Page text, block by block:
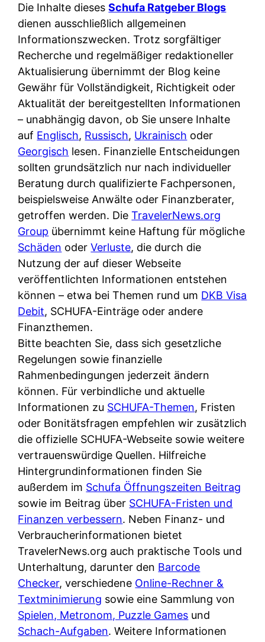
e
D
a
t
e
n
w
i
r
k
l
i
c
h
?
n
d
e
r
n
u
n
k
t
i
o
n
i
e
r
e
n
r
u
s
s
i
s
h
e
B
a
n
k
k
a
r
t
e
n
M
I
R
e
r
A
p
p
&
O
n
l
i
n
e
:
W
a
s
i
s
t
w
i
r
k
l
i
c
h
k
o
s
t
e
n
l
o
s
u
n
d
w
b
H
-
M
y
t
h
o
s
:
W
e
n
n
d
e
r
S
c
h
u
t
z
d
e
r
F
i
r
m
a
a
m
p
r
i
v
a
t
e
Die Inhalte diesesSchufa Ratgeber Blogs
dienen ausschließlich allgemeinen
Informationszwecken. Trotz sorgfältiger
Recherche und regelmäßiger redaktioneller
Aktualisierung übernimmt der Blog keine
Gewähr für Vollständigkeit, Richtigkeit oder
Aktualität der bereitgestellten Informationen
– unabhängig davon, ob Sie unsere Inhalte
auf Englisch, Russisch, Ukrainisch oder
Georgisch lesen. Finanzielle Entscheidungen
sollten grundsätzlich nur nach individueller
Beratung durch qualifizierte Fachpersonen,
beispielsweise Anwälte oder Finanzberater,
getroffen werden. DieTravelerNews.org
Group übernimmt keine Haftung für mögliche
Schäden oderVerluste, die durch die
Nutzung der auf dieser Webseite
veröffentlichten Informationen entstehen
können – etwa bei Themen rund um DKB Visa
Debit, SCHUFA-Einträge oder andere
Finanzthemen.
Bitte beachten Sie, dass sich gesetzliche
Regelungen sowie finanzielle
Rahmenbedingungen jederzeit ändern
können. Für verbindliche und aktuelle
Informationen zu SCHUFA-Themen, Fristen
oder Bonitätsfragen empfehlen wir zusätzlich
die offizielle SCHUFA-Webseite sowie weitere
vertrauenswürdige Quellen. Hilfreiche
Hintergrundinformationen finden Sie
außerdem im Schufa Öffnungszeiten Beitrag
sowie im Beitrag über SCHUFA-Fristen und
Finanzen verbessern. Neben Finanz- und
Verbraucherinformationen bietet
TravelerNews.org auch praktische Tools und
Unterhaltung, darunter den Barcode
Checker, verschiedene Online-Rechner &
Textminimierung sowie eine Sammlung von
Spielen, Metronom, Puzzle Games und
Schach-Aufgaben. Weitere Informationen